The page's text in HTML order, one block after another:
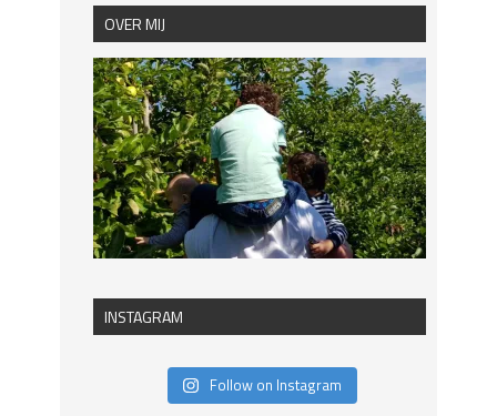
OVER MIJ
INSTAGRAM
Follow on Instagram